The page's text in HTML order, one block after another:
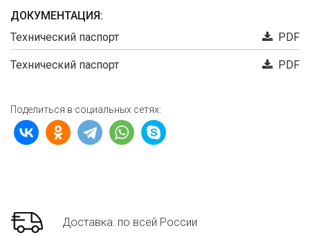
ДОКУМЕНТАЦИЯ:
Технический паспорт
PDF
Технический паспорт PDF
Поделиться в социальных сетях:
Доставка: по всей России